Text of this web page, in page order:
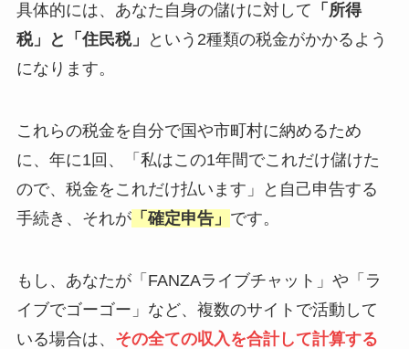
具体的には、あなた自身の儲けに対して 「所得
税」と「住民税」
という2種類の税金がかかるよう
になります。
これらの税金を自分で国や市町村に納めるため
に、年に1回、「私はこの1年間でこれだけ儲けた
ので、税金をこれだけ払います」と自己申告する
手続き、それが「確定申告」 です。
もし、あなたが「FANZAライブチャット」や「ラ
イブでゴーゴー」など、複数のサイトで活動して
いる場合は、 その全ての収入を合計して計算する